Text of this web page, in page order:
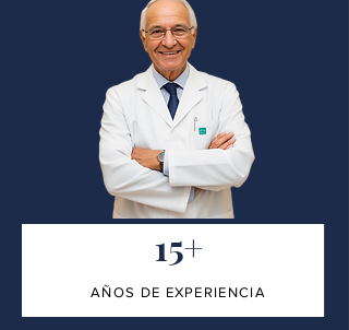
15+
AÑOS DE EXPERIENCIA